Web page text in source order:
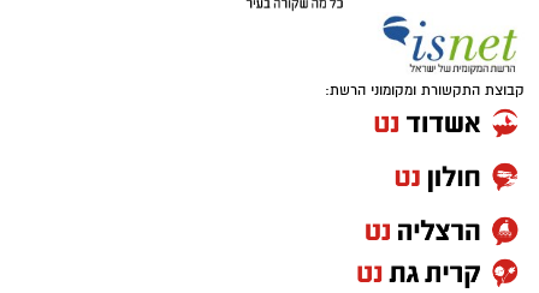
קבוצת התקשורת ומקומוני הרשת: